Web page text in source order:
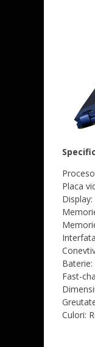
Placa
Fast-
Culori: